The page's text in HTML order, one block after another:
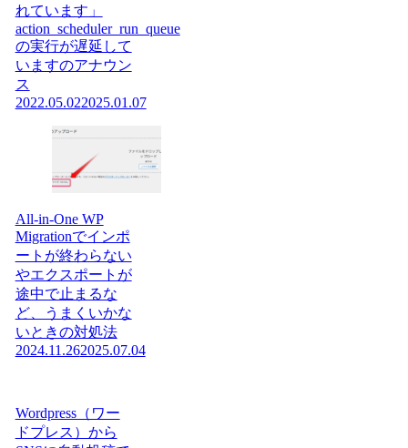
れています」
action_scheduler_run_queue
の実行が遅延して
いますのアナウン
ス
2022.05.022025.01.07
All-in-One WP
Migrationでインポ
ートが終わらない
やエクスポートが
途中で止まるな
ど、うまくいかな
いときの対処法
2024.11.262025.07.04
Wordpress（ワー
ドプレス）から